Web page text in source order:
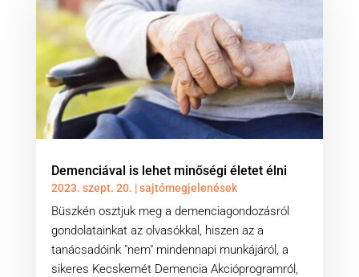
Demenciával is lehet minőségi életet élni
2023. szept. 20. |sajtómegjelenések
Büszkén osztjuk meg a demenciagondozásról
gondolatainkat az olvasókkal, hiszen az a
tanácsadóink "nem" mindennapi munkájáról, a
sikeres Kecskemét Demencia Akcióprogramról,